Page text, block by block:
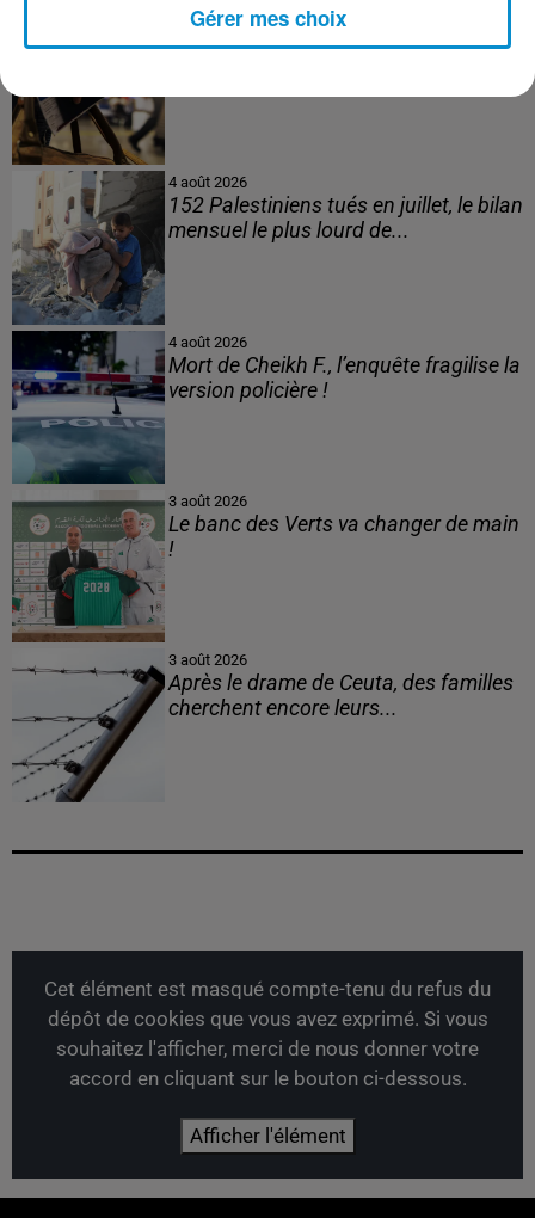
5 août 2026
Visas français : l’Algérie décroche, le
4 août 2026
152 Palestiniens tués en juillet, le bilan
mensuel le plus lourd de...
4 août 2026
Mort de Cheikh F., l’enquête fragilise la
version policière !
3 août 2026
Le banc des Verts va changer de main
!
3 août 2026
Après le drame de Ceuta, des familles
cherchent encore leurs...
Cet élément est masqué compte-tenu du refus du
dépôt de cookies que vous avez exprimé. Si vous
souhaitez l'afficher, merci de nous donner votre
accord en cliquant sur le bouton ci-dessous.
Afficher l'élément
Gérer mes choix